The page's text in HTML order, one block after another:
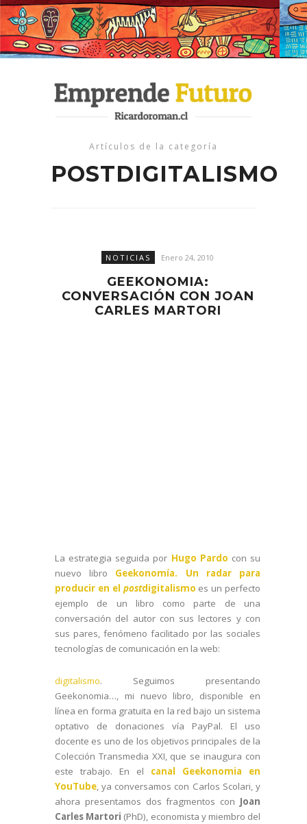
Artículos de la categoría
POSTDIGITALISMO
NOTICIAS Enero 24, 2010
GEEKONOMIA:
CONVERSACIÓN CON JOAN
CARLES MARTORI
La estrategia seguida por Hugo Pardo con su
nuevo libro Geekonomía. Un radar para
producir en el postdigitalismo es un perfecto
ejemplo de un libro como parte de una
conversación del autor con sus lectores y con
sus pares, fenómeno facilitado por las sociales
tecnologías de comunicación en la web:
digitalismo. Seguimos presentando
Geekonomia…, mi nuevo libro, disponible en
línea en forma gratuita en la red bajo un sistema
optativo de donaciones vía PayPal. El uso
docente es uno de los objetivos principales de la
Colección Transmedia XXI, que se inaugura con
este trabajo. En el canal Geekonomia en
YouTube, ya conversamos con Carlos Scolari, y
ahora presentamos dos fragmentos con Joan
Carles Martori (PhD), economista y miembro del